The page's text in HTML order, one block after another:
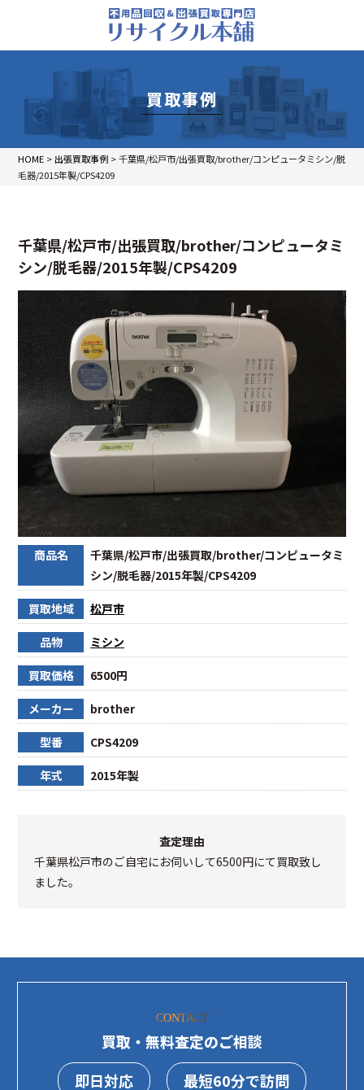
買取事例
HOME > 出張買取事例 >千葉県/松戸市/出張買取/brother/コンピュータミシン/脱
毛器/2015年製/CPS4209
千葉県/松戸市/出張買取/brother/コンピュータミ
シン/脱毛器/2015年製/CPS4209
商品名
千葉県/松戸市/出張買取/brother/コンピュータミ
シン/脱毛器/2015年製/CPS4209
買取地域 松戸市
品物 ミシン
買取価格 6500円
メーカー brother
型番 CPS4209
年式 2015年製
査定理由
千葉県松戸市のご自宅にお伺いして6500円にて買取致し
ました。
CONTACT
買取・無料査定のご相談
即日対応
最短60分で訪問